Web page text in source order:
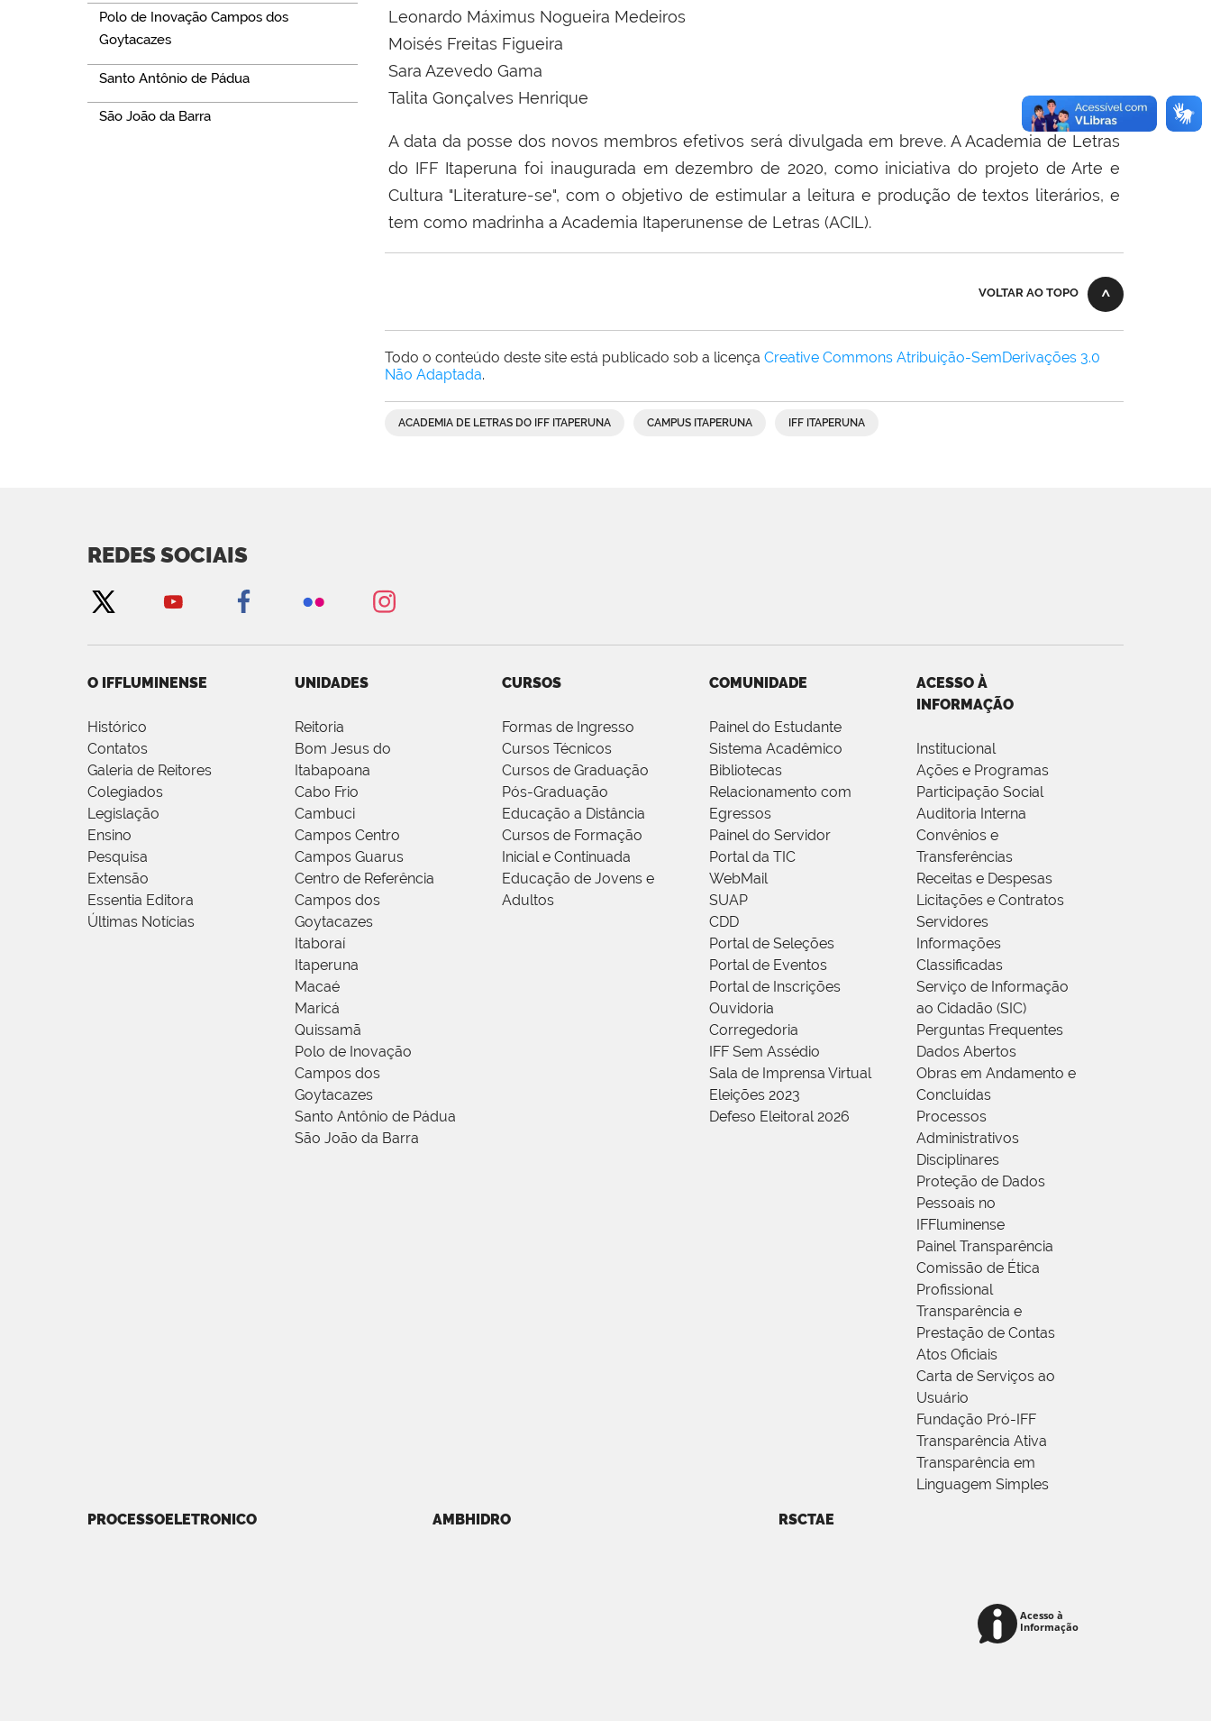
Polo de Inovação Campos dos
Goytacazes
Santo Antônio de Pádua
São João da Barra
Leonardo Máximus Nogueira Medeiros
Moisés Freitas Figueira
Sara Azevedo Gama
Talita Gonçalves Henrique
A data da posse dos novos membros efetivos será divulgada em breve. A Academia de Letras
do IFF Itaperuna foi inaugurada em dezembro de 2020, como iniciativa do projeto de Arte e
Cultura "Literature-se", com o objetivo de estimular a leitura e produção de textos literários, e
tem como madrinha a Academia Itaperunense de Letras (ACIL).
VOLTAR AO TOPO
Todo o conteúdo deste site está publicado sob a licença Creative Commons Atribuição-SemDerivações 3.0
Não Adaptada.
ACADEMIA DE LETRAS DO IFF ITAPERUNA CAMPUS ITAPERUNA IFF ITAPERUNA
REDES SOCIAIS
O IFFLUMINENSE
Histórico
Contatos
Galeria de Reitores
Colegiados
Legislação
Ensino
Pesquisa
Extensão
Essentia Editora
Últimas Notícias
UNIDADES
Reitoria
Bom Jesus do
Itabapoana
Cabo Frio
Cambuci
Campos Centro
Campos Guarus
Centro de Referência
Campos dos
Goytacazes
Itaboraí
Itaperuna
Macaé
Maricá
Quissamã
Polo de Inovação
Campos dos
Goytacazes
Santo Antônio de Pádua
São João da Barra
CURSOS
Formas de Ingresso
Cursos Técnicos
Cursos de Graduação
Pós-Graduação
Educação a Distância
Cursos de Formação
Inicial e Continuada
Educação de Jovens e
Adultos
COMUNIDADE
Painel do Estudante
Sistema Acadêmico
Bibliotecas
Relacionamento com
Egressos
Painel do Servidor
Portal da TIC
WebMail
SUAP
CDD
Portal de Seleções
Portal de Eventos
Portal de Inscrições
Ouvidoria
Corregedoria
IFF Sem Assédio
Sala de Imprensa Virtual
Eleições 2023
Defeso Eleitoral 2026
ACESSO À
INFORMAÇÃO
Institucional
Ações e Programas
Participação Social
Auditoria Interna
Convênios e
Transferências
Receitas e Despesas
Licitações e Contratos
Servidores
Informações
Classificadas
Serviço de Informação
ao Cidadão (SIC)
Perguntas Frequentes
Dados Abertos
Obras em Andamento e
Concluídas
Processos
Administrativos
Disciplinares
Proteção de Dados
Pessoais no
IFFluminense
Painel Transparência
Comissão de Ética
Profissional
Transparência e
Prestação de Contas
Atos Oficiais
Carta de Serviços ao
Usuário
Fundação Pró-IFF
Transparência Ativa
Transparência em
Linguagem Simples
PROCESSOELETRONICO AMBHIDRO RSCTAE